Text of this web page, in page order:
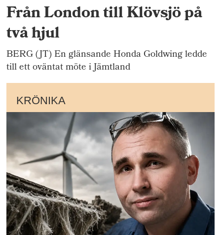
Från London till Klövsjö på
två hjul
BERG (JT) En glänsande Honda Goldwing ledde
till ett oväntat möte i Jämtland
KRÖNIKA